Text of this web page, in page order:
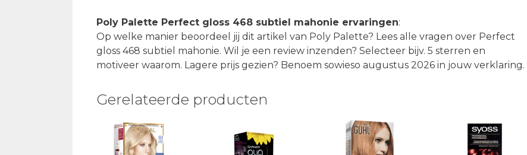
Poly Palette Perfect gloss 468 subtiel mahonie ervaringen:
Op welke manier beoordeel jij dit artikel van Poly Palette? Lees alle vragen over Perfect
gloss 468 subtiel mahonie. Wil je een review inzenden? Selecteer bijv. 5 sterren en
motiveer waarom. Lagere prijs gezien? Benoem sowieso augustus 2026 in jouw verklaring.
Gerelateerde producten